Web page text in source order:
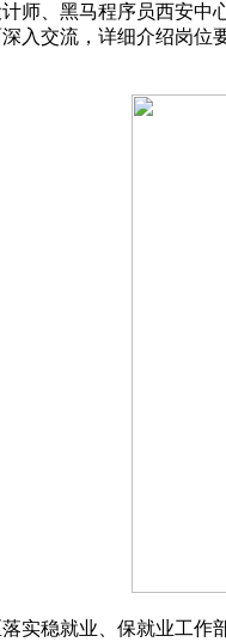
师、黑马程序员西安
入交流，详细介绍岗
稳就业、保就业工作